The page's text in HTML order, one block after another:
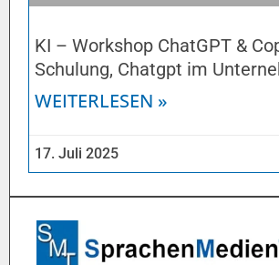
KI – Workshop ChatGPT &
Schulung, Chatgpt im
WEITERLESEN »
17. Juli 2025